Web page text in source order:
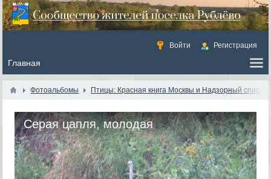
Войти Регистрация
Фотоальбомы Птицы: Красная книга Москвы и Надзорный список
Серая цапля, молодая